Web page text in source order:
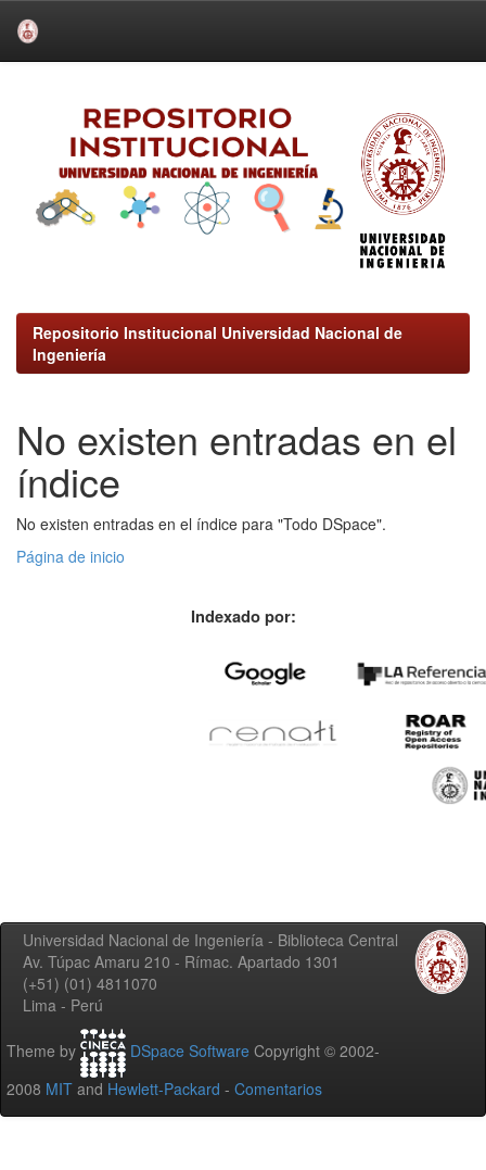
Repositorio Institucional Universidad Nacional de
Ingeniería
No existen entradas en el
índice
No existen entradas en el índice para "Todo DSpace".
Página de inicio
Indexado por:
Universidad Nacional de Ingeniería - Biblioteca Central
Av. Túpac Amaru 210 - Rímac. Apartado 1301
(+51) (01) 4811070
Lima - Perú
Theme by DSpace Software Copyright © 2002-
2008 MIT and Hewlett-Packard - Comentarios